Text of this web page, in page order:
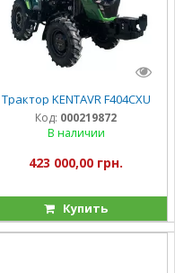
Трактор KENTAVR F404CXU
Код: 000219872
В наличии
423 000,00 грн.
Купить